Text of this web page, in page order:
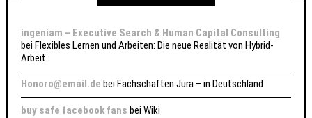
ingeniam – Executive Search & Human Capital Consulting
beiFlexibles Lernen und Arbeiten: Die neue Realität von Hybrid-
Arbeit
Honoro@email.de bei Fachschaften Jura – in Deutschland
buy safe facebook fans beiWiki